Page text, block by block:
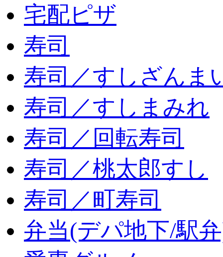
宅配ピザ
寿司
寿司／すしざんま
寿司／すしまみれ
寿司／回転寿司
寿司／桃太郎すし
寿司／町寿司
弁当(デパ地下/駅